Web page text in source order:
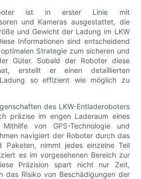
ist in erster Linie mit
und Kameras ausgestattet, die
und Gewicht der Ladung im LKW
Informationen sind entscheidend
Strategie zum sicheren und
Güter. Sobald der Roboter diese
erstellt er einen detaillierten
so effizient wie möglich zu
des LKW-Entladeroboters
präzise im engen Laderaum eines
von GPS-Technologie und
navigiert der Roboter durch das
Paketen, nimmt jedes einzelne Teil
es im vorgesehenen Bereich zur
Präzision spart nicht nur Zeit,
das Risiko von Beschädigungen der